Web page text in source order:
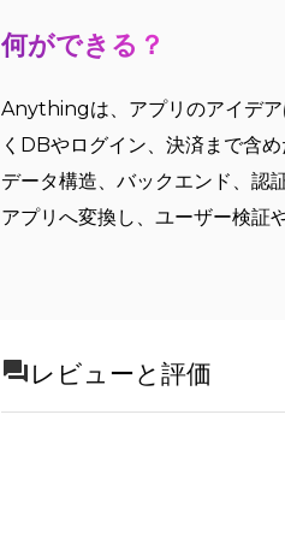
何ができる？
Anythingは、アプリのアイデア
くDBやログイン、決済まで含
データ構造、バックエンド、認
アプリへ変換し、ユーザー検証
レビューと評価